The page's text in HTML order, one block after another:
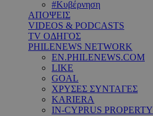
#Κυβέρνηση
ΑΠΟΨΕΙΣ
VIDEOS & PODCASTS
TV ΟΔΗΓΟΣ
PHILENEWS NETWORK
EN.PHILENEWS.COM
LIKE
GOAL
ΧΡΥΣΕΣ ΣΥΝΤΑΓΕΣ
KARIERA
IN-CYPRUS PROPERTY